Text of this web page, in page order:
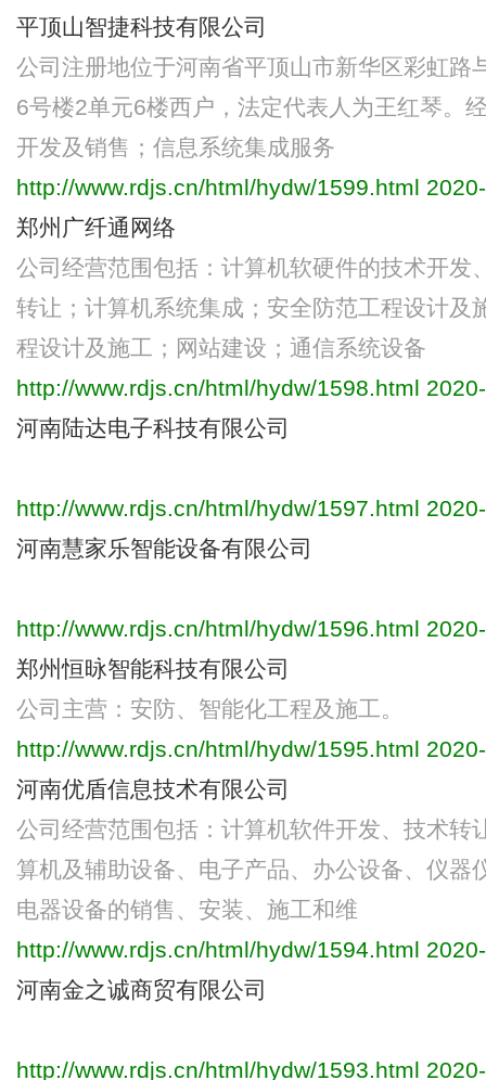
平顶山智捷科技有限公司
公司注册地位于河南省平顶山市新华区彩虹路
6号楼2单元6楼西户，法定代表人为王红琴。
开发及销售；信息系统集成服务
http://www.rdjs.cn/html/hydw/1599.html
郑州广纤通网络
公司经营范围包括：计算机软硬件的技术开发
转让；计算机系统集成；安全防范工程设计及
程设计及施工；网站建设；通信系统设备
http://www.rdjs.cn/html/hydw/1598.html
河南陆达电子科技有限公司
http://www.rdjs.cn/html/hydw/1597.html
河南慧家乐智能设备有限公司
http://www.rdjs.cn/html/hydw/1596.html
郑州恒昹智能科技有限公司
公司主营：安防、智能化工程及施工。
http://www.rdjs.cn/html/hydw/1595.html
河南优盾信息技术有限公司
公司经营范围包括：计算机软件开发、技术转
算机及辅助设备、电子产品、办公设备、仪器
电器设备的销售、安装、施工和维
http://www.rdjs.cn/html/hydw/1594.html
河南金之诚商贸有限公司
http://www.rdjs.cn/html/hydw/1593.html